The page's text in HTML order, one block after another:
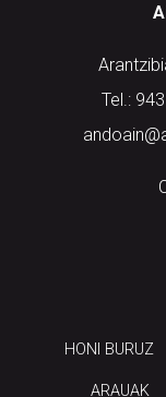
Tel.:
HONI BURUZ
ARAUAK